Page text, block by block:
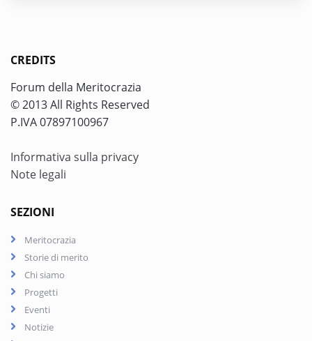
CREDITS
Forum della Meritocrazia
© 2013 All Rights Reserved
P.IVA 07897100967
Informativa sulla privacy
Note legali
SEZIONI
Meritocrazia
Storie di merito
Chi siamo
Progetti
Eventi
Notizie